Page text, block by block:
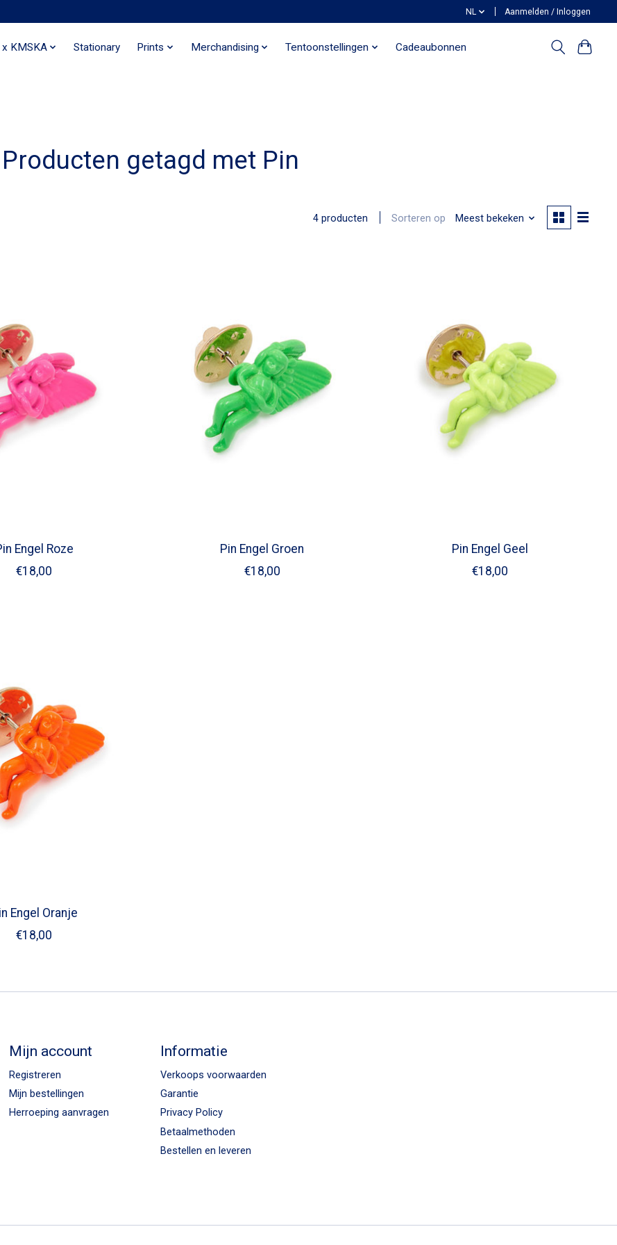
NL Aanmelden / Inloggen
KMSKA Stationary Prints Merchandising Tentoonstellingen Cadeaubonnen
Producten getagd met Pin
4 producten Sorteren op Meest bekeken
Engel Roze
€18,00
Pin Engel Groen
€18,00
Pin Engel Geel
€18,00
Engel Oranje
€18,00
Mijn account
Registreren
Mijn bestellingen
Herroeping aanvragen
Informatie
Verkoops voorwaarden
Garantie
Privacy Policy
Betaalmethoden
Bestellen en leveren